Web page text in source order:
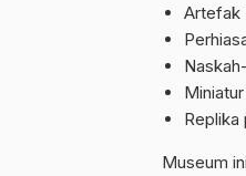
Artefak
Replika
Museum